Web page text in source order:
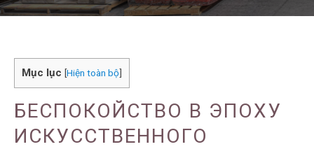
Mục lục [Hiện toàn bộ]
БЕСПОКОЙСТВО В ЭПОХУ
ИСКУССТВЕННОГО